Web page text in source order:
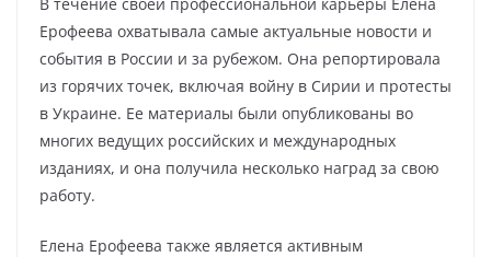
Ерофеева охватывала самые актуальные новости и
события в России и за рубежом. Она репортировала
из горячих точек, включая войну в Сирии и протесты
в Украине. Ее материалы были опубликованы во
многих ведущих российских и международных
изданиях, и она получила несколько наград за свою
работу.
Елена Ерофеева также является активным